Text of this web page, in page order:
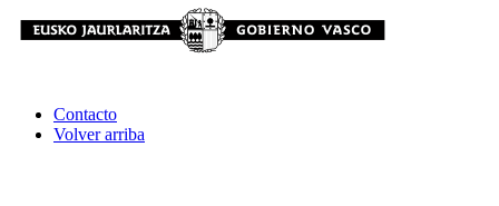
Contacto
Volver arriba